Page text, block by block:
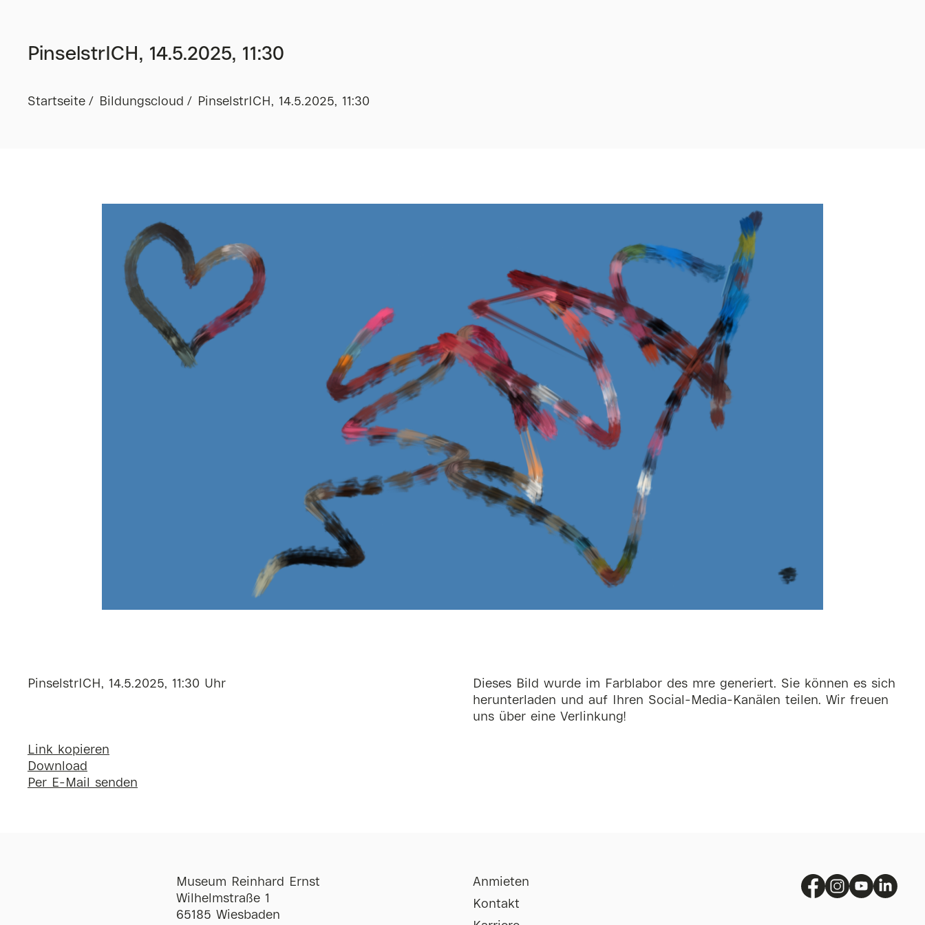
PinselstrICH, 14.5.2025, 11:30
Startseite Bildungscloud PinselstrICH, 14.5.2025, 11:30
PinselstrICH, 14.5.2025, 11:30 Uhr
Link kopieren
Download
Per E-Mail senden
Dieses Bild wurde im Farblabor des mre generiert. Sie können es sich
herunterladen und auf Ihren Social-Media-Kanälen teilen. Wir freuen
uns über eine Verlinkung!
Museum Reinhard Ernst
Wilhelmstraße 1
65185 Wiesbaden
Anmieten
Kontakt